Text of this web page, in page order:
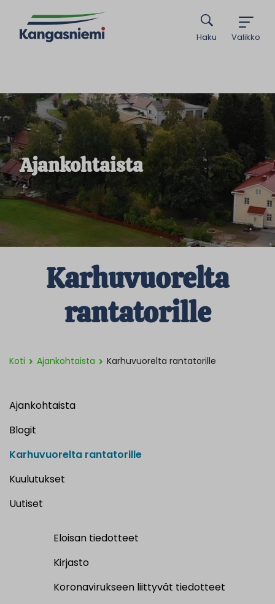
Valikko
Haku
Ajankohtaista
Karhuvuorelta
rantatorille
Koti Ajankohtaista Karhuvuorelta rantatorille
Ajankohtaista
Blogit
Karhuvuorelta rantatorille
Kuulutukset
Uutiset
Eloisan tiedotteet
Kirjasto
Koronavirukseen liittyvät tiedotteet